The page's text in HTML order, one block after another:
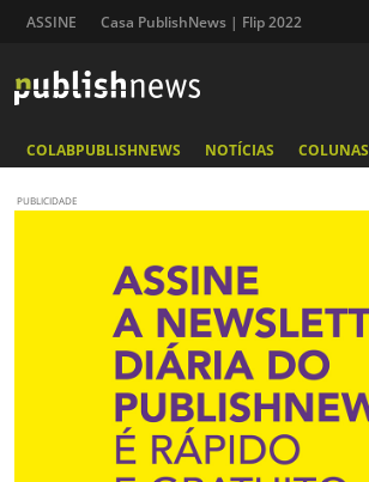
ASSINE Casa PublishNews | Flip 2022
COLABPUBLISHNEWS NOTÍCIAS COLUNAS
PUBLICIDADE